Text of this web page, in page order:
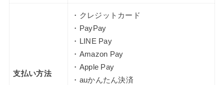
支払い方法
・クレジットカード
・PayPay
・LINE Pay
・Amazon Pay
・Apple Pay
・auかんたん決済